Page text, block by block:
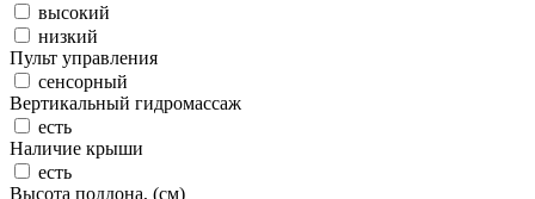
высокий
низкий
Пульт управления
сенсорный
Вертикальный гидромассаж
есть
Наличие крыши
есть
Высота поддона, (см)